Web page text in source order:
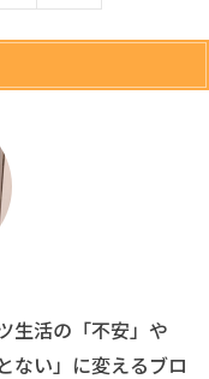
生活の「不安」や
ない」に変えるブロ